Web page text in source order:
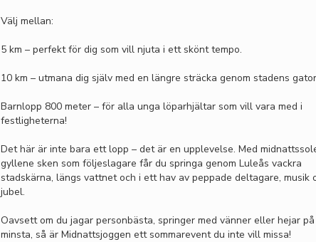
Välj mellan:
5 km – perfekt för dig som vill njuta i ett skönt tempo.
10 km – utmana dig själv med en längre sträcka genom stadens
Barnlopp 800 meter – för alla unga löparhjältar som vill vara med i
festligheterna!
Det här är inte bara ett lopp – det är en upplevelse. Med
gyllene sken som följeslagare får du springa genom Luleås vackra
stadskärna, längs vattnet och i ett hav av peppade deltagare, musik
jubel.
Oavsett om du jagar personbästa, springer med vänner eller hejar
minsta, så är Midnattsjoggen ett sommarevent du inte vill missa!